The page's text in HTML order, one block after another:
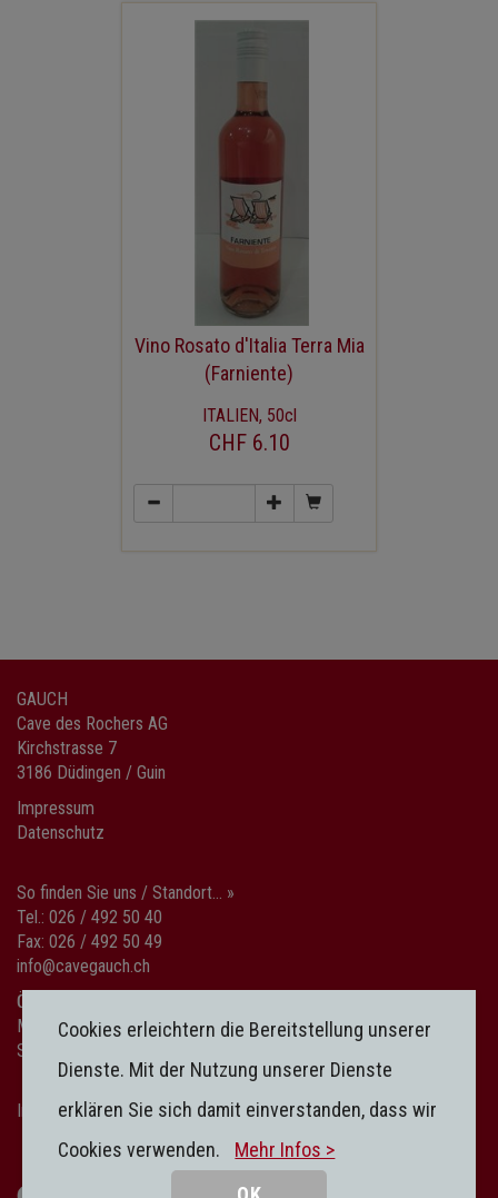
Cookies erleichtern die Bereitstellung unserer
Dienste. Mit der Nutzung unserer Dienste
erklären Sie sich damit einverstanden, dass wir
Cookies verwenden.
Mehr Infos >
Vino Rosato d'Italia Terra Mia
(Farniente)
ITALIEN, 50cl
CHF 6.10
GAUCH
Cave des Rochers AG
Kirchstrasse 7
3186 Düdingen / Guin
Impressum
Datenschutz
So finden Sie uns / Standort... »
Tel.: 026 / 492 50 40
Fax: 026 / 492 50 49
info@cavegauch.ch
Öffnungszeiten
Mo-Fr: 08:00-12:00 / 13:30-18:30
Sa: 08:00-15:00
Impressum|Datenschutz